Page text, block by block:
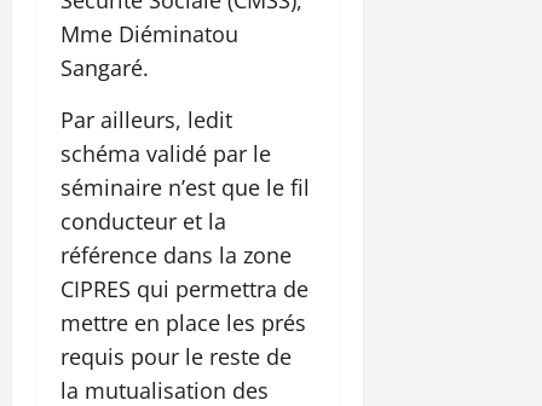
Mme Diéminatou
Sangaré.
Par ailleurs, ledit
schéma validé par le
séminaire n’est que le fil
conducteur et la
référence dans la zone
CIPRES qui permettra de
mettre en place les prés
requis pour le reste de
la mutualisation des